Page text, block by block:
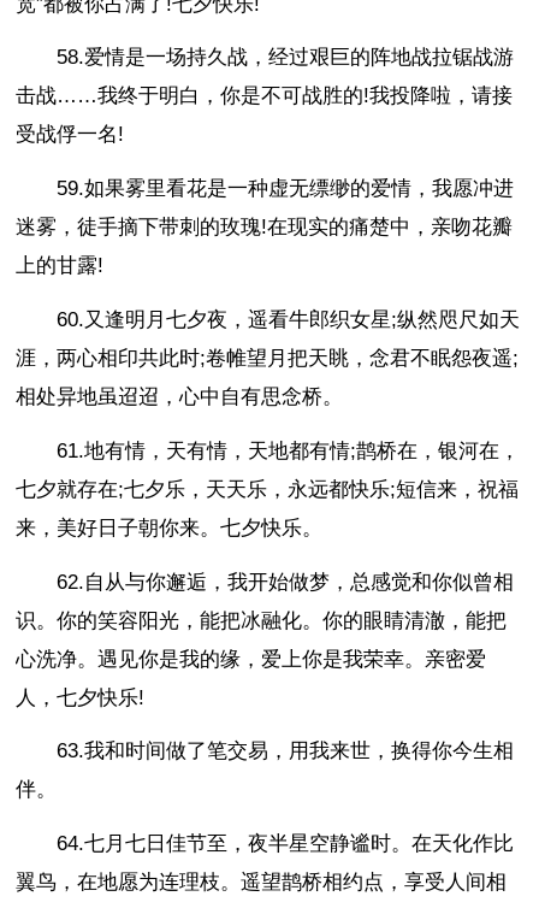
58.爱情是一场持久战，经过艰巨的阵地战拉锯战游
击战……我终于明白，你是不可战胜的!我投降啦，请接
受战俘一名!
59.如果雾里看花是一种虚无缥缈的爱情，我愿冲进
迷雾，徒手摘下带刺的玫瑰!在现实的痛楚中，亲吻花瓣
上的甘露!
60.又逢明月七夕夜，遥看牛郎织女星;纵然咫尺如天
涯，两心相印共此时;卷帷望月把天眺，念君不眠怨夜遥;
相处异地虽迢迢，心中自有思念桥。
61.地有情，天有情，天地都有情;鹊桥在，银河在，
七夕就存在;七夕乐，天天乐，永远都快乐;短信来，祝福
来，美好日子朝你来。七夕快乐。
62.自从与你邂逅，我开始做梦，总感觉和你似曾相
识。你的笑容阳光，能把冰融化。你的眼睛清澈，能把
心洗净。遇见你是我的缘，爱上你是我荣幸。亲密爱
人，七夕快乐!
63.我和时间做了笔交易，用我来世，换得你今生相
伴。
64.七月七日佳节至，夜半星空静谧时。在天化作比
翼鸟，在地愿为连理枝。遥望鹊桥相约点，享受人间相